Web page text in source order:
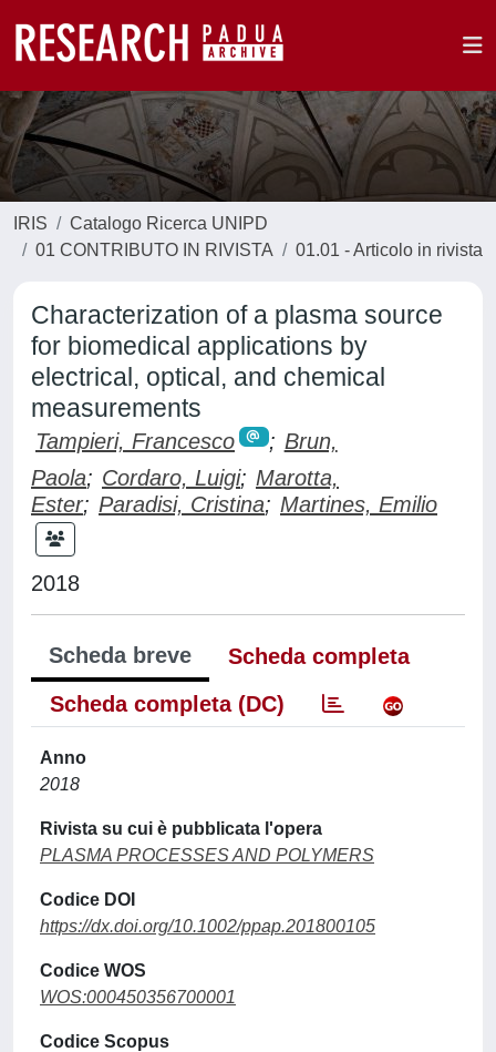
IRIS
Catalogo Ricerca UNIPD
01 CONTRIBUTO IN RIVISTA
01.01 - Articolo in rivista
Characterization of a plasma source
for biomedical applications by
electrical, optical, and chemical
measurements
Tampieri, Francesco ; Brun,
Paola; Cordaro, Luigi; Marotta,
Ester; Paradisi, Cristina; Martines, Emilio
2018
Scheda breve
Scheda completa
Scheda completa (DC)
Anno
2018
Rivista su cui è pubblicata l'opera
PLASMA PROCESSES AND POLYMERS
Codice DOI
https://dx.doi.org/10.1002/ppap.201800105
Codice WOS
WOS:000450356700001
Codice Scopus